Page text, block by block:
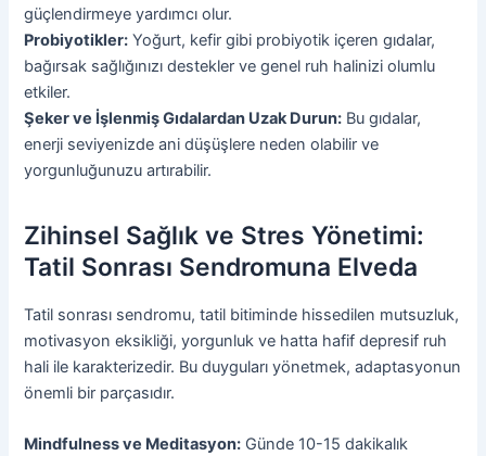
güçlendirmeye yardımcı olur.
Probiyotikler: Yoğurt, kefir gibi probiyotik içeren gıdalar,
bağırsak sağlığınızı destekler ve genel ruh halinizi olumlu
etkiler.
Şeker ve İşlenmiş Gıdalardan Uzak Durun: Bu gıdalar,
enerji seviyenizde ani düşüşlere neden olabilir ve
yorgunluğunuzu artırabilir.
Zihinsel Sağlık ve Stres Yönetimi:
Tatil Sonrası Sendromuna Elveda
Tatil sonrası sendromu, tatil bitiminde hissedilen mutsuzluk,
motivasyon eksikliği, yorgunluk ve hatta hafif depresif ruh
hali ile karakterizedir. Bu duyguları yönetmek, adaptasyonun
önemli bir parçasıdır.
Mindfulness ve Meditasyon: Günde 10-15 dakikalık